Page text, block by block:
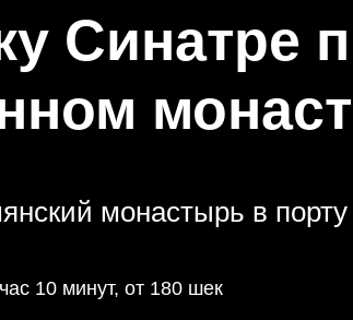
Синатре
монастырь в
10 минут, от 180 шек